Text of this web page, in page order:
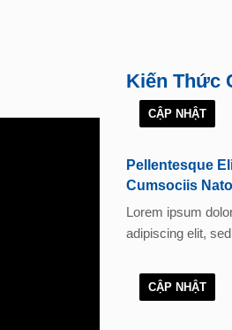
Kiến Thức
CẬP NHẬT
Pellentesque
Cumsociis
Lorem ipsum
adipiscing elit,
CẬP NHẬT